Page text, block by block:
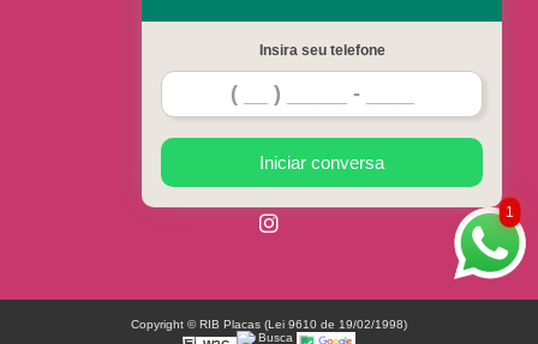
Contato
1
Insira seu telefone
Iniciar conversa
Copyright © RIB Placas (Lei 9610 de 19/02/1998)